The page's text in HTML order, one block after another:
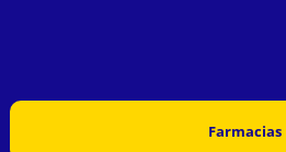
Farmacias